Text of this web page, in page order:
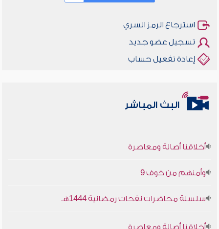
استرجاع الرمز السري
تسجيل عضو جديد
إعادة تفعيل حساب
البث المباشر
أخلاقنا أصالة ومعاصرة
وأمنهم من خوف 9
سلسلة محاضرات نفحات رمضانية 1444هـ
أخلاقنا أصالة ومعاصرة